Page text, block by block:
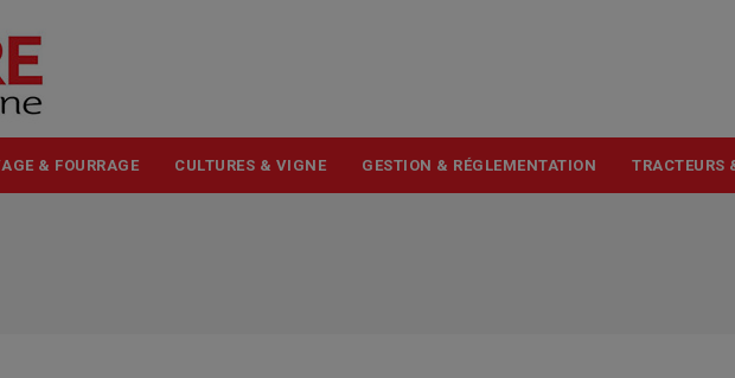
& FOURRAGE CULTURES & VIGNE GESTION & RÉGLEMENTATION TRACTEURS